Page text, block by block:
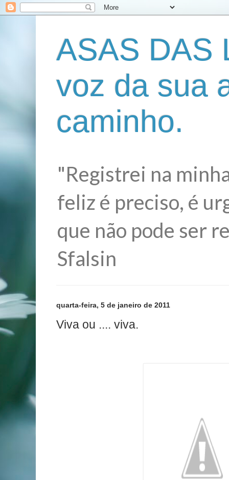
ASAS DAS
voz da sua
caminho.
"Registrei na
feliz é preciso, é
que não pode ser
Sfalsin
quarta-feira, 5 de janeiro de 2011
Viva ou .... viva.